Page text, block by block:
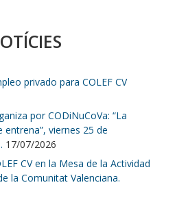
privado para COLEF CV
por CODiNuCoVa: “La
viernes 25 de
17/07/2026
CV en la Mesa de la Actividad
la Comunitat Valenciana.